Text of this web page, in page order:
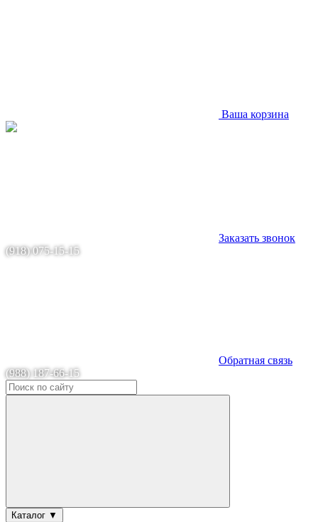
Ваша корзина
Заказать звонок
(918) 075-15-15
Обратная связь
(988) 187-66-15
Каталог ▼